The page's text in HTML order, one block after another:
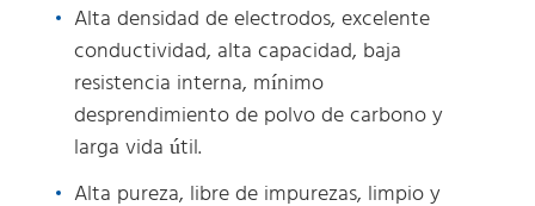
Alta densidad de electrodos, excelente
conductividad, alta capacidad, baja
resistencia interna, mínimo
desprendimiento de polvo de carbono y
larga vida útil.
Alta pureza, libre de impurezas, limpio y